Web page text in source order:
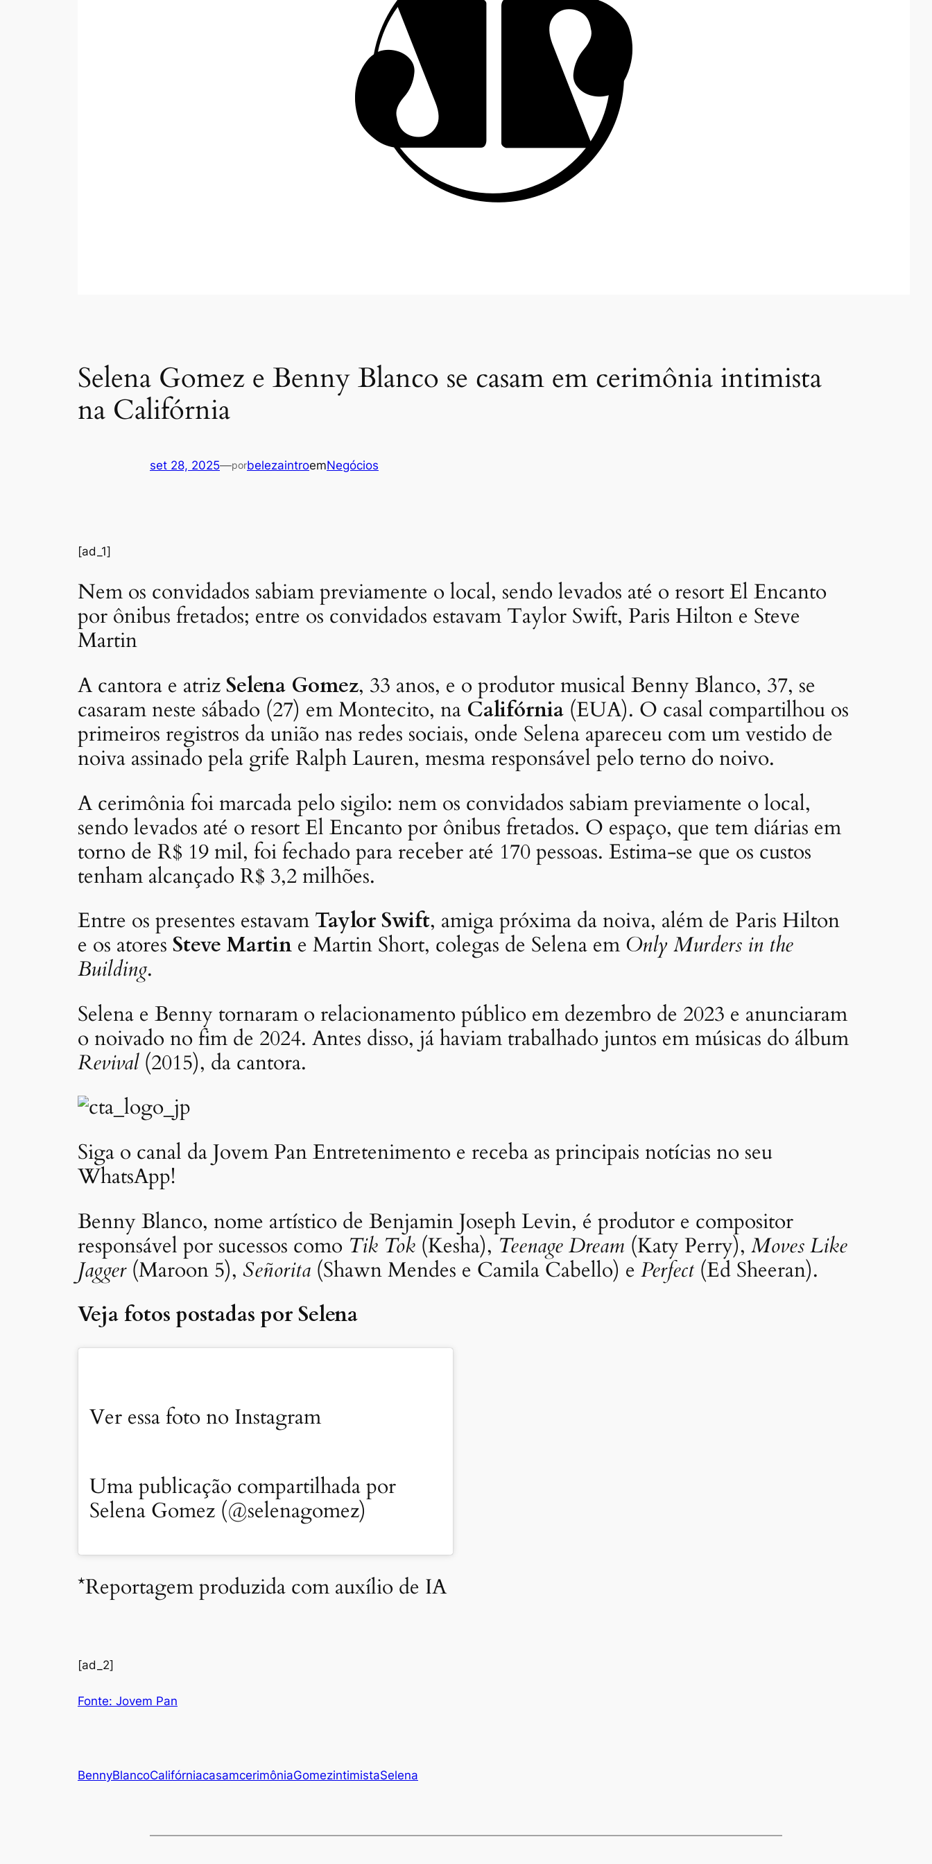
Selena Gomez e Benny Blanco se casam em cerimônia intimista
na Califórnia
set 28, 2025—porbelezaintroemNegócios
[ad_1]
Nem os convidados sabiam previamente o local, sendo levados até o resort El Encanto
por ônibus fretados; entre os convidados estavam Taylor Swift, Paris Hilton e Steve
Martin
A cantora e atriz Selena Gomez, 33 anos, e o produtor musical Benny Blanco, 37, se
casaram neste sábado (27) em Montecito, na Califórnia (EUA). O casal compartilhou os
primeiros registros da união nas redes sociais, onde Selena apareceu com um vestido de
noiva assinado pela grife Ralph Lauren, mesma responsável pelo terno do noivo.
A cerimônia foi marcada pelo sigilo: nem os convidados sabiam previamente o local,
sendo levados até o resort El Encanto por ônibus fretados. O espaço, que tem diárias em
torno de R$ 19 mil, foi fechado para receber até 170 pessoas. Estima-se que os custos
tenham alcançado R$ 3,2 milhões.
Entre os presentes estavam Taylor Swift, amiga próxima da noiva, além de Paris Hilton
e os atores Steve Martin e Martin Short, colegas de Selena em Only Murders in the
Building.
Selena e Benny tornaram o relacionamento público em dezembro de 2023 e anunciaram
o noivado no fim de 2024. Antes disso, já haviam trabalhado juntos em músicas do álbum
Revival(2015), da cantora.
Siga o canal da Jovem Pan Entretenimento e receba as principais notícias no seu
WhatsApp!
Benny Blanco, nome artístico de Benjamin Joseph Levin, é produtor e compositor
responsável por sucessos como Tik Tok (Kesha), Teenage Dream (Katy Perry), Moves Like
Jagger(Maroon 5), Señorita (Shawn Mendes e Camila Cabello) e Perfect (Ed Sheeran).
Veja fotos postadas por Selena
Ver essa foto no Instagram
Uma publicação compartilhada por
Selena Gomez (@selenagomez)
*Reportagem produzida com auxílio de IA
[ad_2]
Fonte: Jovem Pan
BennyBlancoCalifórniacasamcerimôniaGomezintimistaSelena